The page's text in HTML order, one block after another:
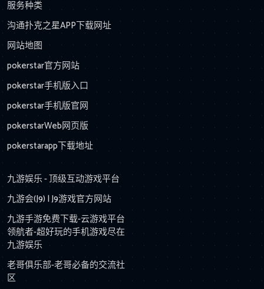
服务种类
沟通扑克之星APP下载网址
网站地图
pokerstar官方网站
pokerstar手机版入口
pokerstar手机版官网
pokerstarWeb网页版
pokerstarapp下载地址
九游娱乐 - 顶级互动游戏平台
九游会(J9) | J9游戏官方网站
九游手游免费下载-云游戏平台
领航者-超好玩的手机游戏尽在
九游娱乐
老哥俱乐部-老哥必备的交流社
区